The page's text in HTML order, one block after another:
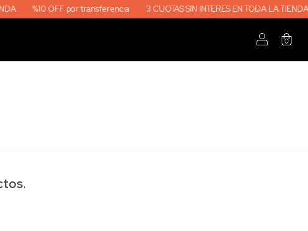
%10 OFF por transferencia 3 CUOTAS SIN INTERES EN TODA LA TIENDA
0